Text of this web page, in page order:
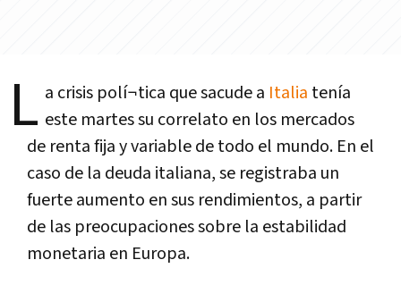
L a crisis polí¬tica que sacude a Italia tení­a
este martes su correlato en los mercados
de renta fija y variable de todo el mundo. En el
caso de la deuda italiana, se registraba un
fuerte aumento en sus rendimientos, a partir
de las preocupaciones sobre la estabilidad
monetaria en Europa.